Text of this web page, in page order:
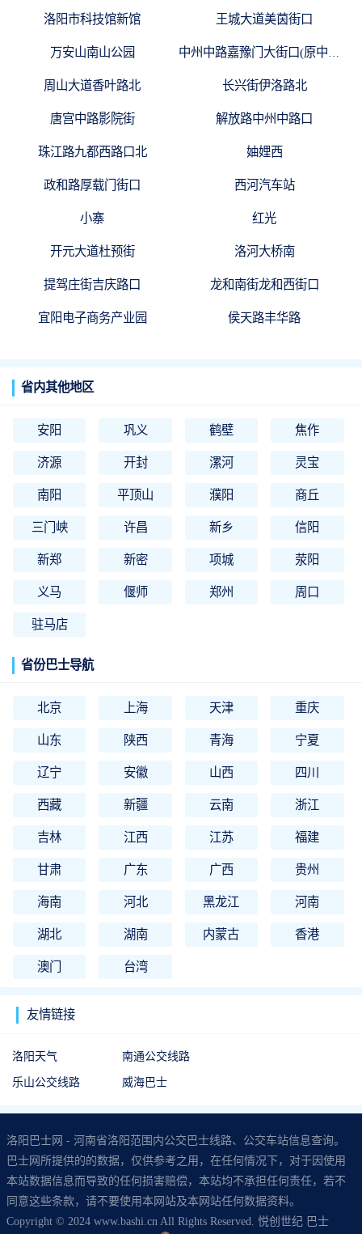
洛阳市科技馆新馆 王城大道美茵街口
万安山南山公园 中州中路嘉豫门大街口(原中州中路玻璃厂路口)
周山大道香叶路北 长兴街伊洛路北
唐宫中路影院街 解放路中州中路口
珠江路九都西路口北 妯娌西
政和路厚载门街口 西河汽车站
小寨 红光
开元大道杜预街 洛河大桥南
提驾庄街吉庆路口 龙和南街龙和西街口
宜阳电子商务产业园 侯天路丰华路
省内其他地区
安阳 巩义 鹤壁 焦作
济源 开封 漯河 灵宝
南阳 平顶山 濮阳 商丘
三门峡 许昌 新乡 信阳
新郑 新密 项城 荥阳
义马 偃师 郑州 周口
驻马店
省份巴士导航
北京 上海 天津 重庆
山东 陕西 青海 宁夏
辽宁 安徽 山西 四川
西藏 新疆 云南 浙江
吉林 江西 江苏 福建
甘肃 广东 广西 贵州
海南 河北 黑龙江 河南
湖北 湖南 内蒙古 香港
澳门 台湾
友情链接
洛阳天气 南通公交线路
乐山公交线路 威海巴士
洛阳巴士网 - 河南省洛阳范围内公交巴士线路、公交车站信息查询。
巴士网所提供的的数据，仅供参考之用，在任何情况下，对于因使用
本站数据信息而导致的任何损害赔偿，本站均不承担任何责任，若不
同意这些条款，请不要使用本网站及本网站任何数据资料。
Copyright © 2024 www.bashi.cn All Rights Reserved. 悦创世纪 巴士